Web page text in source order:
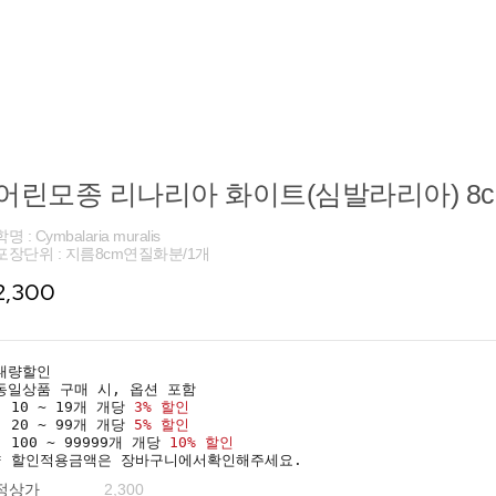
린모종 리나리아 화이트(심발라리아)
명 : Cymbalaria muralis
장단위 : 지름8cm연질화분/1개
량할인
일상품 구매 시, 옵션 포함
10 ~ 19개 개당 3% 할인
20 ~ 99개 개당 5% 할인
100 ~ 99999개 개당 10% 할인
할인적용금액은 장바구니에서확인해주세요.
상가 2,300